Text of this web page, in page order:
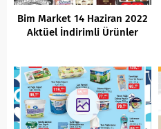
Bim Market 14 Haziran 2022
Aktüel İndirimli Ürünler